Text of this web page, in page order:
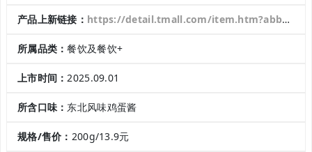
产品上新链接： https://detail.tmall.com/item.htm?abbucket=20&id=761473446491&pisk=gZ-j5kwA7SVbGwYdlGkzPGO4JKj65YoekR69KdE4BiIYCld61NRVgho6BIRPWlJqoAM1NCfVuiC4fG96sC79b1-_n3OQbolmodE1bGhETDoenKSGXXSUQ_V_i9WLHc5YXzIcQnPdduienKfgh5HeyDy_pEsmWPC96gQR3OjTXrUxFgB1hGEAWopRw_XOXGCYkuERQOVAHOQtF7BCClFAM1B8y9XfHGI96_H5I_BAXGd9eY6iTtc5Eq1vhvUTq-x_Ns9ANlE9DcbfOUaaflTFHZt9n_9yU36fl6QtRqNJDQJ90nbo-ySMUeO6WQn7cC9vJCC22XE1_eX6B9sKxJ1Jcdt5oUPYk9sfGwKAyJrN4NLWVi-xsyvyFsQC4UuogNSXGefhk4ck1L126n_8Gb5w8L-APBhzVCb6kI6Rvg7gY6GpnPw5-l65TYM7SPVBgRxLACL7FZBlUHkSFSaGkTX5TYM7SPbAET7EFYNbS&rn=7bd47c436d7ca68958302fb063a4541a&spm=a1z10.3-b.w4011-18670842971.61.1add66a3zmTYpZ
所属品类：餐饮及餐饮+
上市时间：2025.09.01
所含口味： 东北风味鸡蛋酱
规格/售价： 200g/13.9元